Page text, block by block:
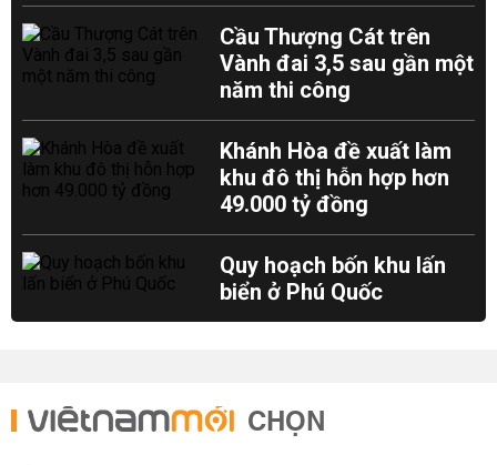
Cầu Thượng Cát trên
Vành đai 3,5 sau gần một
năm thi công
Khánh Hòa đề xuất làm
khu đô thị hỗn hợp hơn
49.000 tỷ đồng
Quy hoạch bốn khu lấn
biển ở Phú Quốc
CHỌN